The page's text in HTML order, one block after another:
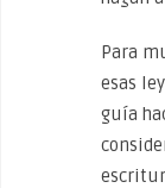
Para
esas
guía